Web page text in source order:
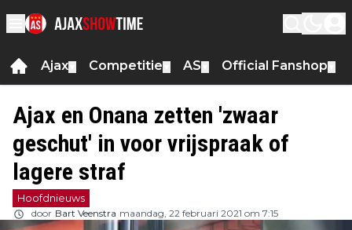
Ajax Competitie AS Official Fanshop
Ajax en Onana zetten 'zwaar
geschut' in voor vrijspraak of
lagere straf
Hoofdnieuws
door Bart Veenstra maandag, 22 februari 2021 om 7:15